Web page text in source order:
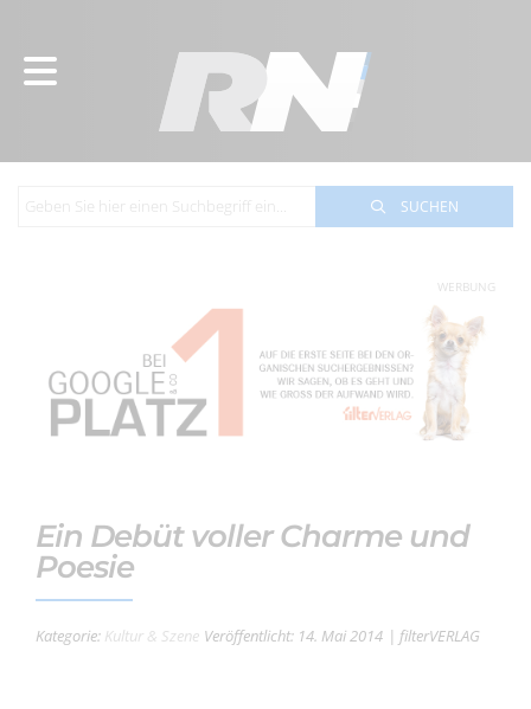
SUCHEN
WERBUNG
Ein Debüt voller Charme und
Poesie
Kategorie: Kultur & Szene Veröffentlicht: 14. Mai 2014 | filterVERLAG